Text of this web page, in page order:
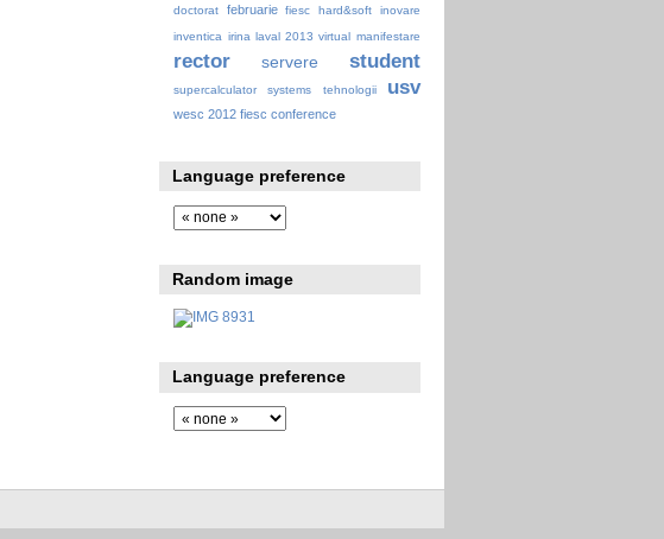
doctorat februarie fiesc hard&soft
inovare
inventica irina laval 2013 virtual manifestare
rector servere student
supercalculator systems tehnologii usv
wesc 2012 fiesc conference
Language preference
Random image
Language preference